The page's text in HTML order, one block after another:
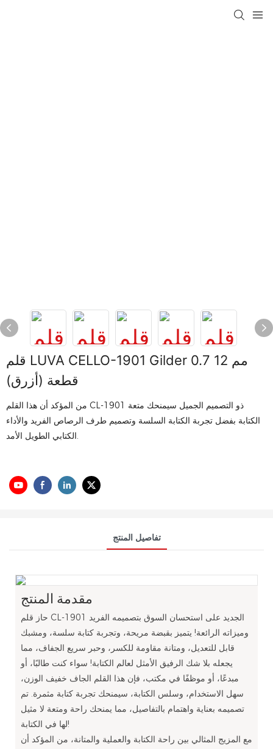
قلم LUVA CELLO-1901 Gilder 0.7 مم 12
قطعة (أزرق)
من المؤكد أن هذا القلم CL-1901 ذو التصميم الجميل سيمنحك متعة
الكتابة بفضل تجربة الكتابة السلسة وتصميم طرف الرصاص الفريد والأداء
الكتابي الطويل الأمد.
تفاصيل المنتج
مقدمة المنتج
حاز قلم CL-1901 الجديد على استحسان السوق بتصميمه الفريد
وميزاته الرائعة! يتميز بقبضة مريحة، وتجربة كتابة سلسة، ومشبك
قابل للتعديل، ومتانة مقاومة للكسر، وحبر سريع الجفاف، مما
يجعله بلا شك الرفيق الأمثل لعالم الكتابة! سواء كنت طالبًا، أو
مبدعًا، أو موظفًا في مكتب، فإن هذا القلم الجاف خفيف الوزن،
سهل الاستخدام، وسلس الكتابة، سيمنحك تجربة كتابة مثمرة. تم
تصميمه بعناية واهتمام بالتفاصيل، مما يمنحك راحة ومتعة لا مثيل
لها في الكتابة!
مع المزيج المثالي بين راحة الكتابة والعملية والمتانة، من المؤكد أن